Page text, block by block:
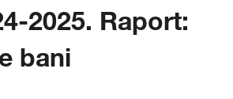
2025. Raport:
bani